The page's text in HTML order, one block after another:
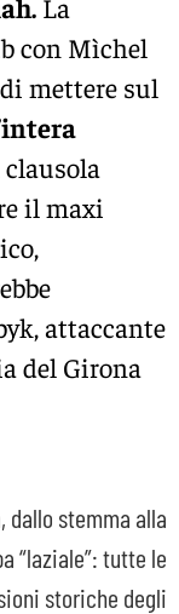
La
con Mìchel
mettere sul
il maxi
attaccante
del Girona
dallo stemma alla
“laziale”: tutte le
storiche degli